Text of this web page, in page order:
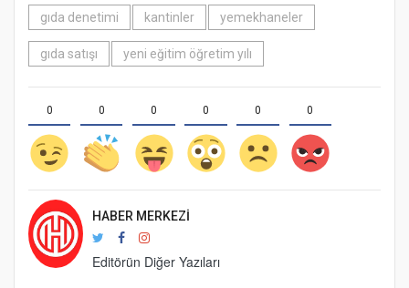
gıda denetimi
kantinler yemekhaneler
gıda satışı yeni eğitim öğretim yılı
0 0 0 0 0 0
HABER MERKEZI
Editörün Diğer Yazıları